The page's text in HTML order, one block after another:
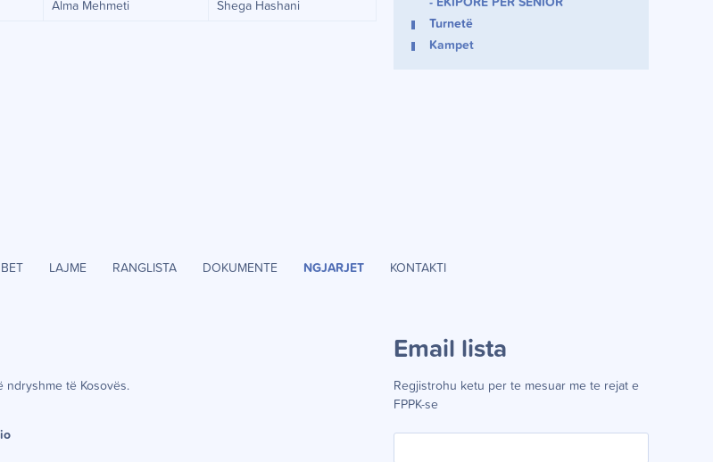
Alma Mehmeti Shega Hashani
- EKIPORE PËR SENIOR
Turnetë
Kampet
LAJME RANGLISTA DOKUMENTE NGJARJET KONTAKTI
ndryshme të Kosovës.
Email lista
Regjistrohu ketu per te mesuar me te rejat e
FPPK-se